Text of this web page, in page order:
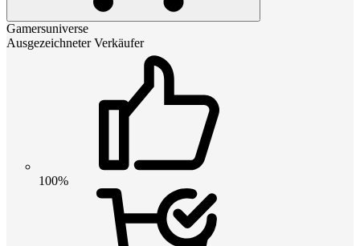
Gamersuniverse
Ausgezeichneter Verkäufer
100%